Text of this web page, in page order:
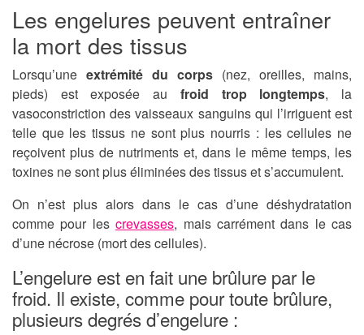
Les engelures peuvent entraîner
la mort des tissus
Lorsqu’une extrémité du corps (nez, oreilles, mains,
pieds) est exposée au froid trop longtemps, la
vasoconstriction des vaisseaux sanguins qui l’irriguent est
telle que les tissus ne sont plus nourris : les cellules ne
reçoivent plus de nutriments et, dans le même temps, les
toxines ne sont plus éliminées des tissus et s’accumulent.
On n’est plus alors dans le cas d’une déshydratation
comme pour lescrevasses, mais carrément dans le cas
d’une nécrose (mort des cellules).
L’engelure est en fait une brûlure par le
froid. Il existe, comme pour toute brûlure,
plusieurs degrés d’engelure :